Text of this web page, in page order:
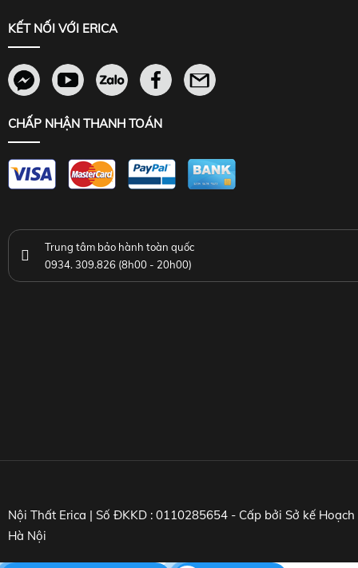
KẾT NỐI VỚI ERICA
CHẤP NHẬN THANH TOÁN
Trung tâm bảo hành toàn quốc
0934. 309.826 (8h00 - 20h00)
Nội Thất Erica | Số ĐKKD : 0110285654 - Cấp bởi Sở kế
Hà Nội